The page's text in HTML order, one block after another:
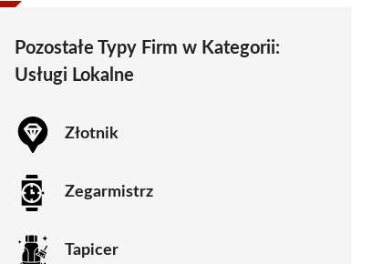
Pozostałe Typy Firm w Kategorii:
Usługi Lokalne
Złotnik
Zegarmistrz
Tapicer